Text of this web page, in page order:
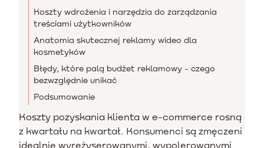
Koszty wdrożenia i narzędzia do zarządzania
treściami użytkowników
Anatomia skutecznej reklamy wideo dla
kosmetyków
Błędy, które palą budżet reklamowy - czego
bezwzględnie unikać
Podsumowanie
Koszty pozyskania klienta w e-commerce rosną
z kwartału na kwartał. Konsumenci są zmęczeni
idealnie wyreżyserowanymi, wypolerowanymi